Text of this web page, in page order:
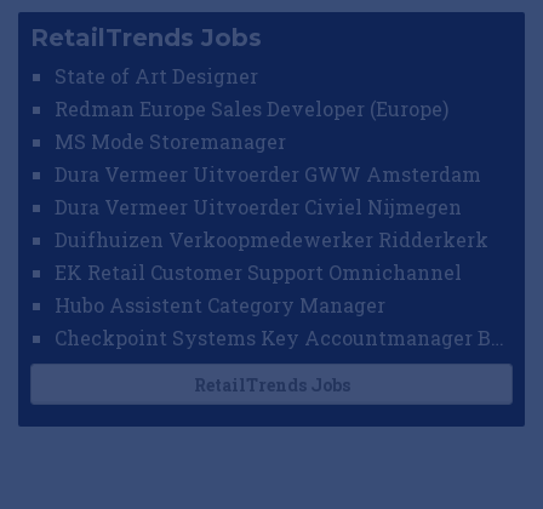
RetailTrends Jobs
State of Art Designer
Redman Europe Sales Developer (Europe)
MS Mode Storemanager
Dura Vermeer Uitvoerder GWW Amsterdam
Dura Vermeer Uitvoerder Civiel Nijmegen
Duifhuizen Verkoopmedewerker Ridderkerk
EK Retail Customer Support Omnichannel
Hubo Assistent Category Manager
RetailTrends Jobs